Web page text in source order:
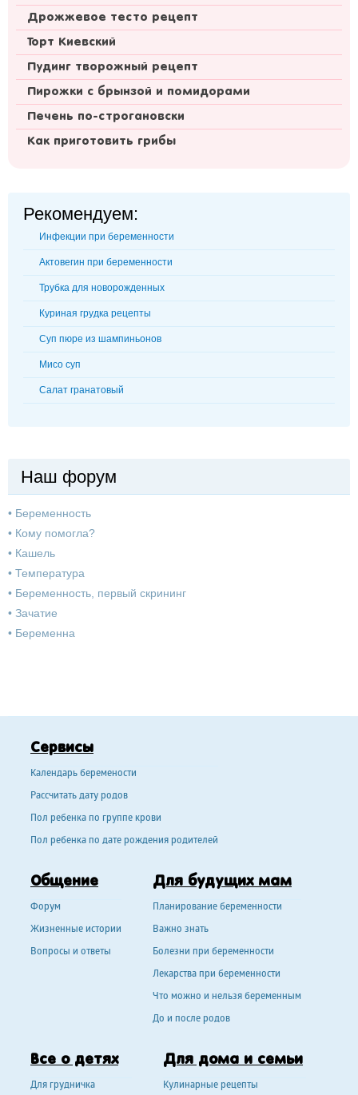
Дрожжевое тесто рецепт
Торт Киевский
Пудинг творожный рецепт
Пирожки с брынзой и помидорами
Печень по-строгановски
Как приготовить грибы
Рекомендуем:
Инфекции при беременности
Актовегин при беременности
Трубка для новорожденных
Куриная грудка рецепты
Суп пюре из шампиньонов
Мисо суп
Салат гранатовый
Наш форум
• Беременность
• Кому помогла?
• Кашель
• Температура
• Беременность, первый скрининг
• Зачатие
• Беременна
Сервисы
Календарь беремености
Рассчитать дату родов
Пол ребенка по группе крови
Пол ребенка по дате рождения родителей
Общение
Форум
Жизненные истории
Вопросы и ответы
Для будущих мам
Планирование беременности
Важно знать
Болезни при беременности
Лекарства при беременности
Что можно и нельзя беременным
До и после родов
Все о детях
Для грудничка
Для дома и семьи
Кулинарные рецепты